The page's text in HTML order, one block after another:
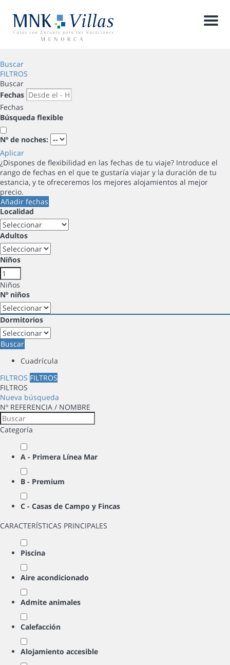
Menu
Buscar
FILTROS
Buscar
Fechas
Fechas
Búsqueda flexible
Nº de noches:
Aplicar
¿Dispones de flexibilidad en las fechas de tu viaje? Introduce el
rango de fechas en el que te gustaría viajar y la duración de tu
estancia, y te ofreceremos los mejores alojamientos al mejor
precio.
Añadir fechas
Localidad
Adultos
Niños
Niños
Nº niños
Dormitorios
Buscar
Cuadrícula
FILTROS FILTROS
FILTROS
Nueva búsqueda
Nº REFERENCIA / NOMBRE
Categoría
A - Primera Línea Mar
B - Premium
C - Casas de Campo y Fincas
CARACTERÍSTICAS PRINCIPALES
Piscina
Aire acondicionado
Admite animales
Calefacción
Alojamiento accesible